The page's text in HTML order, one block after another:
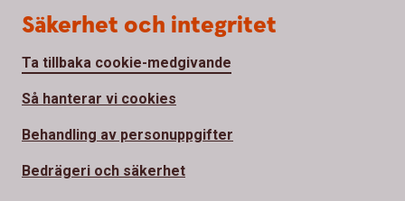
Säkerhet och integritet
Ta tillbaka cookie-medgivande
Så hanterar vi cookies
Behandling av personuppgifter
Bedrägeri och säkerhet